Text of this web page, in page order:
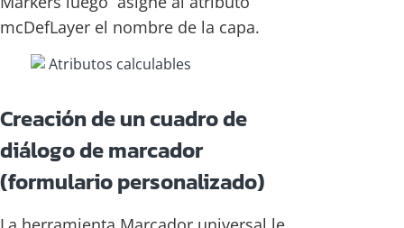
mcDefLayer el nombre de la capa.
Creación de un cuadro de
diálogo de marcador
(formulario personalizado)